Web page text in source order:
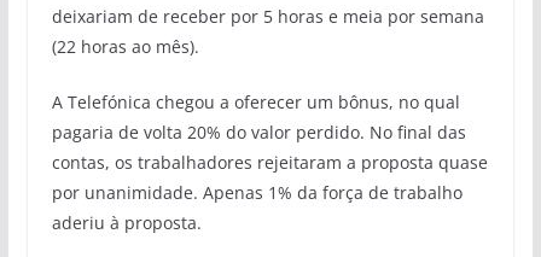
deixariam de receber por 5 horas e meia por semana
(22 horas ao mês).
A Telefónica chegou a oferecer um bônus, no qual
pagaria de volta 20% do valor perdido. No final das
contas, os trabalhadores rejeitaram a proposta quase
por unanimidade. Apenas 1% da força de trabalho
aderiu à proposta.